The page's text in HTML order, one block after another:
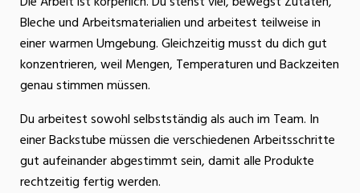
Bleche und Arbeitsmaterialien und arbeitest teilweise in
einer warmen Umgebung. Gleichzeitig musst du dich gut
konzentrieren, weil Mengen, Temperaturen und Backzeiten
genau stimmen müssen.
Du arbeitest sowohl selbstständig als auch im Team. In
einer Backstube müssen die verschiedenen Arbeitsschritte
gut aufeinander abgestimmt sein, damit alle Produkte
rechtzeitig fertig werden.